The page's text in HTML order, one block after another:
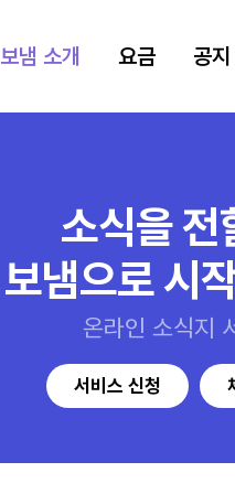
보냄 소개 요금 공지
소식을 전
보냄으로 시
온라인 소식지
서비스 신청